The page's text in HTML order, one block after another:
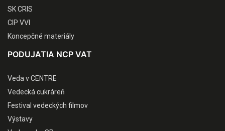
SK CRIS
CIP VVI
Koncepčné materiály
PODUJATIA NCP VAT
Veda v CENTRE
Vedecká cukráreň
Festival vedeckých filmov
Výstavy